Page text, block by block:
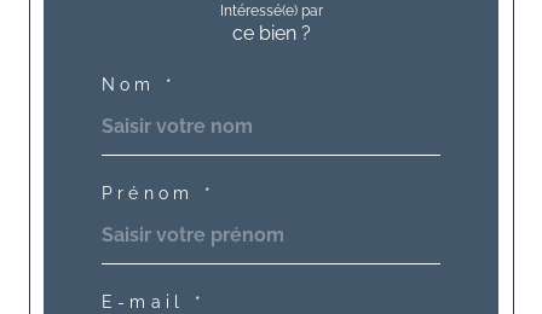
Intéressé(e) par
ce bien ?
Nom *
Prénom *
E-mail *